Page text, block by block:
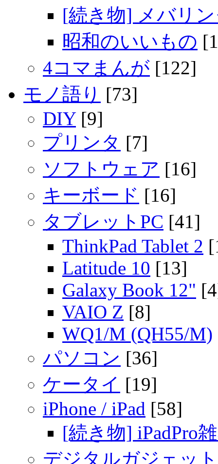
[続き物] メバリ
昭和のいいもの
4コマまんが [122]
モノ語り [73]
DIY[9]
プリンタ [7]
ソフトウェア [16]
キーボード [16]
タブレットPC [41]
ThinkPad Tablet 2
Latitude 10 [13]
Galaxy Book 12"
VAIO Z [8]
WQ1/M (QH55/M)
パソコン [36]
ケータイ [19]
iPhone / iPad [58]
[続き物] iPadPro
デジタルガジェット